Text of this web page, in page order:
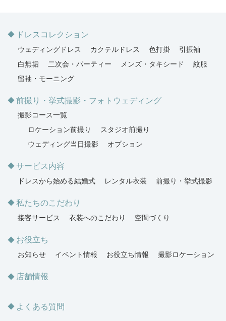
ドレスコレクション
ウェディングドレス カクテルドレス 色打掛
引振袖
白無垢
二次会・パーティー メンズ・タキシード
紋服
留袖・モーニング
前撮り・挙式撮影・フォトウェディング
撮影コース一覧
ロケーション前撮り
スタジオ前撮り
ウェディング当日撮影
オプション
サービス内容
ドレスから始める結婚式 レンタル衣装 前撮り・挙式撮影
私たちのこだわり
接客サービス 衣装へのこだわり 空間づくり
お役立ち
お知らせ イベント情報 お役立ち情報 撮影ロケーション
店舗情報
よくある質問